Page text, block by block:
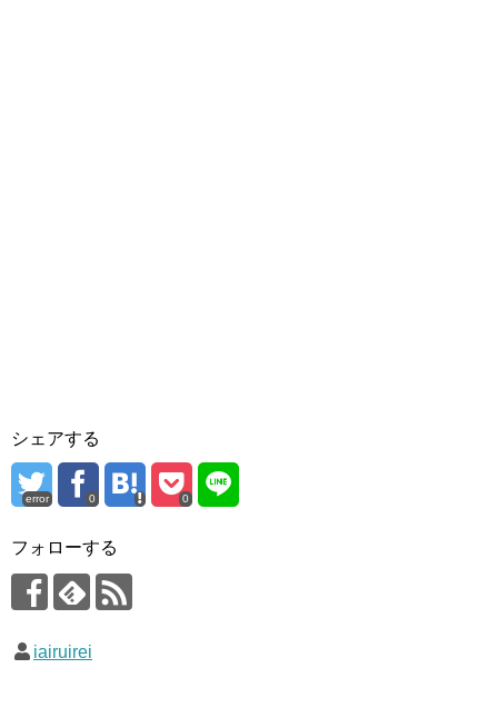
シェアする
error 0 0
フォローする
iairuirei